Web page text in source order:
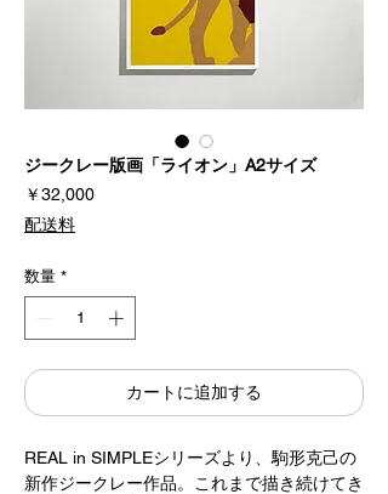
ジークレー版画「ライオン」A2サイズ
￥32,000価
配送料
数量 *
カートに追加する
REAL in SIMPLEシリーズより、駒形克己の
新作ジークレー作品。これまで描き続けてき